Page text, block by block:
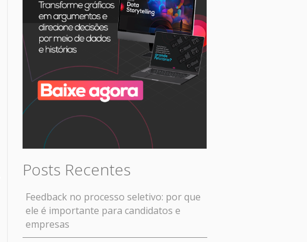
Posts Recentes
Feedback no processo seletivo: por que
ele é importante para candidatos e
empresas